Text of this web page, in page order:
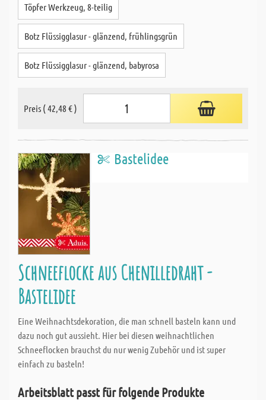
Töpfer Werkzeug, 8-teilig
Botz Flüssigglasur - glänzend, frühlingsgrün
Botz Flüssigglasur - glänzend, babyrosa
Preis ( 42,48 € )
Bastelidee
Schneeflocke aus Chenilledraht -
Bastelidee
Eine Weihnachtsdekoration, die man schnell basteln kann und
dazu noch gut aussieht. Hier bei diesen weihnachtlichen
Schneeflocken brauchst du nur wenig Zubehör und ist super
einfach zu basteln!
Arbeitsblatt passt für folgende Produkte